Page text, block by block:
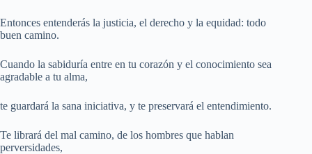
Entonces entenderás la justicia, el derecho y la equidad: todo
buen camino.
Cuando la sabiduría entre en tu corazón y el conocimiento sea
agradable a tu alma,
te guardará la sana iniciativa, y te preservará el entendimiento.
Te librará del mal camino, de los hombres que hablan
perversidades,